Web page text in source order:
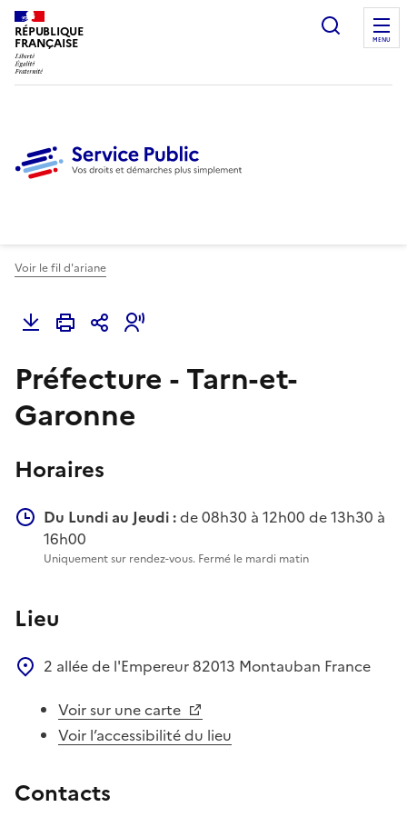
RÉPUBLIQUE
FRANÇAISE
Ouvrir
MENU
Voir le fil d'ariane
Préfecture - Tarn-et-
Garonne
Horaires
Du Lundi au Jeudi :de 08h30 à 12h00 de 13h30 à
16h00
Uniquement sur rendez-vous. Fermé le mardi matin
Lieu
2 allée de l'Empereur82013 Montauban France
Voir sur une carte
Voir l’accessibilité du lieu
Contacts